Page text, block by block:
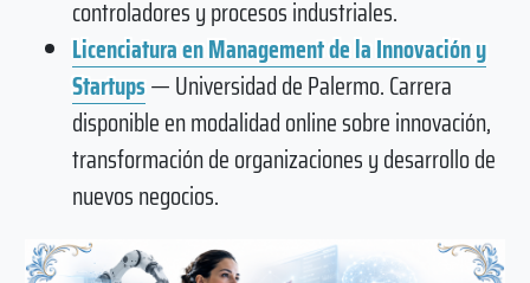
controladores y procesos industriales.
Licenciatura en Management de la Innovación y
Startups— Universidad de Palermo. Carrera
disponible en modalidad online sobre innovación,
transformación de organizaciones y desarrollo de
nuevos negocios.